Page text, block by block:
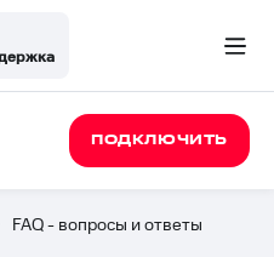
ПОДКЛЮЧИТЬ
FAQ - вопросы и ответы